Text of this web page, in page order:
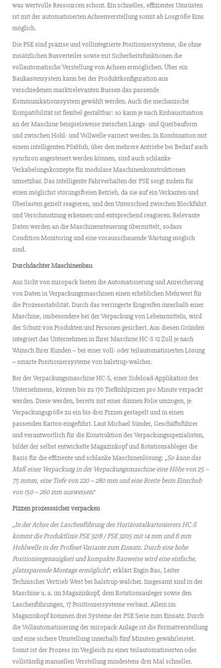
was wertvolle Ressourcen schont. Ein schnelles, effizientes Umrüsten
ist mit der automatisierten Achsenverstellung somit ab Losgröße Eins
möglich.
Die PSE sind präzise und vollintegrierte Positioniersysteme, die ohne
zusätzlichen Busverteiler sowie mit Sicherheitsfunktionen die
vollautomatische Verstellung von Achsen ermöglichen. Über ein
Baukastensystem kann bei der Produktkonfiguration aus
verschiedenen marktrelevanten Bussen das passende
Kommunikationssystem gewählt werden. Auch die mechanische
Kompatibilität ist flexibel gestaltbar: so kann je nach Einbausituation
an der Maschine beispielsweise zwischen Längs- und Querbauform
und zwischen Hohl- und Vollwelle variiert werden. In Kombination mit
einem intelligenten PSxHub, über den mehrere Antriebe bei Bedarf auch
synchron angesteuert werden können, sind auch schlanke
Verkabelungskonzepte für modulare Maschinenkonstruktionen
umsetzbar. Das intelligente Fahrverhalten der PSE sorgt zudem für
einen möglichst störungsfreien Betrieb, da sie auf ein Verkanten und
Überlasten gezielt reagieren, und den Unterschied zwischen Blockfahrt
und Verschmutzung erkennen und entsprechend reagieren. Relevante
Daten werden an die Maschinensteuerung übermittelt, sodass
Condition Monitoring und eine vorausschauende Wartung möglich
sind.
Durchdachter Maschinenbau
Aus Sicht von miropack bieten die Automatisierung und Anreicherung
von Daten in Verpackungsmaschinen einen erheblichen Mehrwert für
die Prozessstabilität. Durch das verringerte Eingreifen innerhalb einer
Maschine, insbesondere bei der Verpackung von Lebensmitteln, wird
der Schutz von Produkten und Personen gesichert. Aus diesen Gründen
integriert das Unternehmen in Ihrer Maschine HC-S 12 Zoll je nach
Wunsch Ihrer Kunden – bei einer voll- oder teilautomatisierten Lösung
– smarte Positioniersysteme von halstrup-walcher.
Bei der Verpackungsmaschine HC-S, einer Sideload-Applikation des
Unternehmens, können bis zu 170 Tiefkühlpizzen pro Minute verpackt
werden. Diese werden, bereits mit einer dünnen Folie umzogen, je
Verpackungsgröße zu ein bis drei Pizzen gestapelt und in einen
passenden Karton eingeführt. Laut Michael Sünder, Geschäftsführer
und verantwortlich für die Konstruktion des Verpackungsspezialisten,
bildet der selbst entwickelte Magazinkopf und Rotationsableger die
Basis für die effiziente und schlanke Maschinenlösung: „So kann das
Maß einer Verpackung in der Verpackungsmaschine eine Höhe von 25 –
75 mmm, eine Tiefe von 220 – 280 mm und eine Breite beim Einschub
von 150 – 260 mm ausweisen.“
Pizzen prozesssicher verpacken
„In der Achse der Laschenführung des Horizontalkartonierers HC-S
kommt die Produktlinie PSE 3218 / PSE 3205 mit 14 mm und 8 mm
Hohlwelle in der Profinet-Variante zum Einsatz. Durch eine hohe
Positioniergenauigkeit und kompakte Bauweise wird eine einfache,
platzsparende Montage ermöglicht“, erklärt Engin Bas, Leiter
Technischer Vertrieb West bei halstrup-walcher. Insgesamt sind in der
Maschine u. a. im Magazinkopf, dem Rotationsanleger sowie den
Laschenführungen, 17 Positioniersysteme verbaut. Allein im
Magazinkopf kommen drei Systeme der PSE Serie zum Einsatz. Durch
die Vollautomatisierung der miropack-Anlage ist die Formatverstellung
und eine sichere Umstellung innerhalb fünf Minuten gewährleistet.
Somit ist der Prozess im Vergleich zu einer teilautomatisierten oder
vollständig manuellen Verstellung mindestens drei Mal schneller.